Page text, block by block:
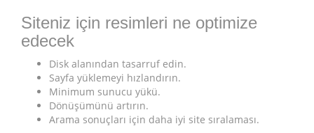
Siteniz için resimleri ne optimize
edecek
Disk alanından tasarruf edin.
Sayfa yüklemeyi hızlandırın.
Minimum sunucu yükü.
Dönüşümünü artırın.
Arama sonuçları için daha iyi site sıralaması.